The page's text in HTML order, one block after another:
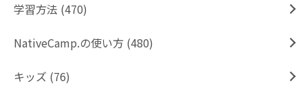
学習方法 (470)
NativeCamp.の使い方 (480)
キッズ (76)